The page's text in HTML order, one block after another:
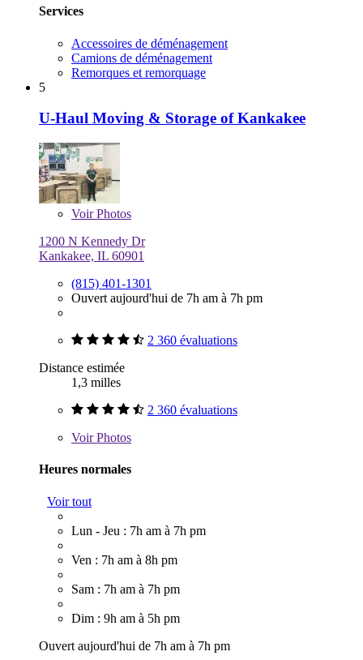
Services
Accessoires de déménagement
Camions de déménagement
Remorques et remorquage
5
U-Haul Moving & Storage of Kankakee
VoirPhotos
1200 N Kennedy Dr
Kankakee, IL 60901
(815) 401-1301
Ouvert aujourd'hui de 7h am à 7h pm
2 360 évaluations
Distance estimée
1,3 milles
2 360 évaluations
VoirPhotos
Heures normales
Voir tout
Lun - Jeu : 7h am à 7h pm
Ven : 7h am à 8h pm
Sam : 7h am à 7h pm
Dim : 9h am à 5h pm
Ouvert aujourd'hui de 7h am à 7h pm